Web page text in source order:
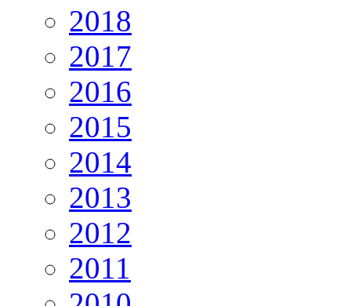
2018
2017
2016
2015
2014
2013
2012
2011